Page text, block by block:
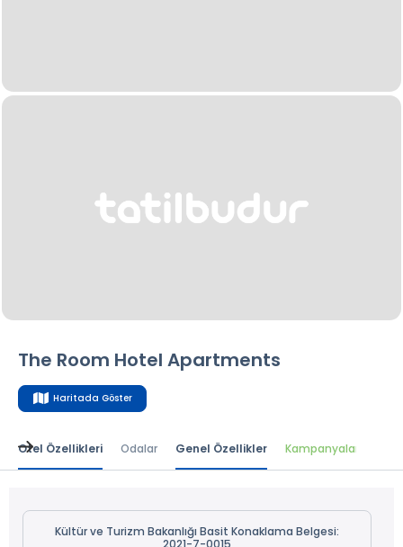
The Room Hotel Apartments
Haritada Göster
Otel Özellikleri Odalar Genel Özellikler Kampanyalar
Kültür ve Turizm Bakanlığı Basit Konaklama Belgesi:
2021-7-0015